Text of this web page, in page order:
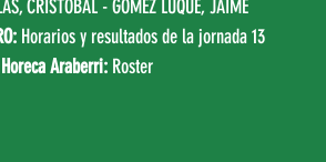
CRISTOBAL - GOMEZ LUQUE, JAIME
Horarios y resultados de la jornada 13
Araberri: Roster